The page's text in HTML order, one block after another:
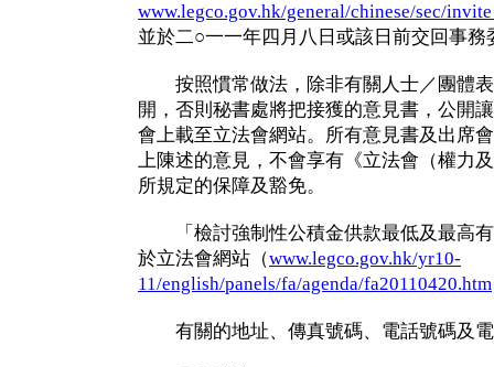
www.legco.gov.hk/general/chinese/sec/
並於二○一一年四月八日或該日前交回事務
按照慣常做法，除非有關人士／團體表
開，否則秘書處將把接獲的意見書，公開
會上載至立法會網站。所有意見書及出席
上陳述的意見，不會享有《立法會（權力
所規定的保障及豁免。
「檢討強制性公積金供款最低及最高有
於立法會網站（www.legco.gov.hk/yr10-
11/english/panels/fa/agenda/fa20110420.htm
有關的地址、傳真號碼、電話號碼及電